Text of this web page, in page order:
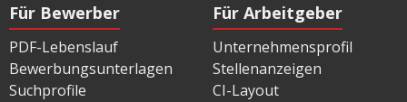
Für Bewerber
PDF-Lebenslauf
Bewerbungsunterlagen
Suchprofile
Für Arbeitgeber
Unternehmensprofil
Stellenanzeigen
CI-Layout